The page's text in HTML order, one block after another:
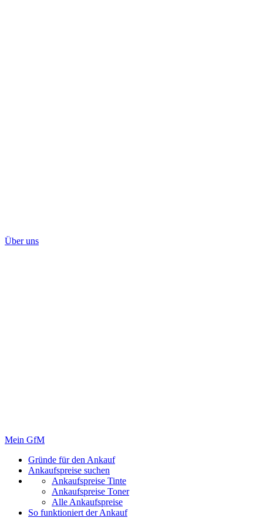
Über uns
Mein GfM
Gründe für den Ankauf
Ankaufspreise suchen
Ankaufspreise Tinte
Ankaufspreise Toner
Alle Ankaufspreise
So funktioniert der Ankauf